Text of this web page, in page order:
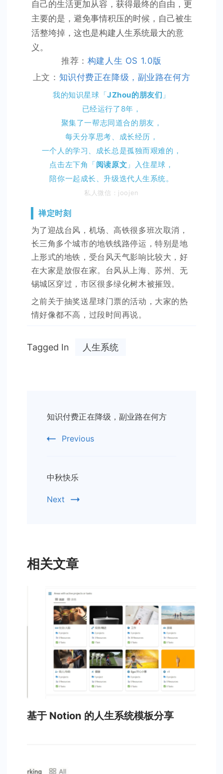
自己的生活更加从容，获得最终的自由，更
主要的是，避免事情积压的时候，自己被生
活整垮掉，这也是构建人生系统最大的意
义。
推荐： 构建人生 OS 1.0版
上文： 知识付费正在降级，副业路在何方
我的知识星球「JZhou的朋友们 」
已经运行了8年，
聚集了一帮志同道合的朋友，
每天分享思考、成长经历，
一个人的学习、成长总是孤独而艰难的，
点击左下角「阅读原文 」
入住星球，
陪你一起成长、升级迭代人生系统。
私人微信：joojen
禅定时刻
为了迎战台风，机场、高铁很多班次取消，
长三角多个城市的地铁线路停运，特别是地
上形式的地铁，受台风天气影响比较大，好
在大家是放假在家。台风从上海、苏州、无
锡城区穿过，市区很多绿化树木被摧毁。
之前关于抽奖送星球门票的活动，大家的热
情好像都不高，过段时间再说。
Tagged In 人生系统
Navigation
知识付费正在降级，副业路在何方
Previous
中秋快乐
Next
相关文章
基于 Notion 的人生系统模板分享